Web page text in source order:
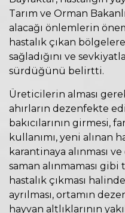
Tarım ve Orman
alacağı önlemlerin
hastalık çıkan
sağladığını ve
sürdüğünü belirtti.
Üreticilerin alması
ahırların dezenfekte
bakıcılarının girmesi,
kullanımı, yeni alınan
karantinaya alınması
saman alınmaması gibi
hastalık çıkması
ayrılması, ortamın
hayvan altlıklarının